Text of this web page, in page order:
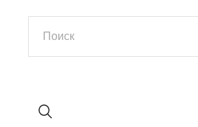
искать: